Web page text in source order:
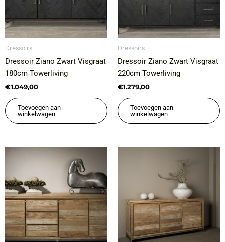
Dressoirs
Dressoir Ziano Zwart Visgraat
180cm Towerliving
€1.049,00
Toevoegen aan
winkelwagen
Dressoirs
Dressoir Ziano Zwart Visgraat
220cm Towerliving
€1.279,00
Toevoegen aan
winkelwagen